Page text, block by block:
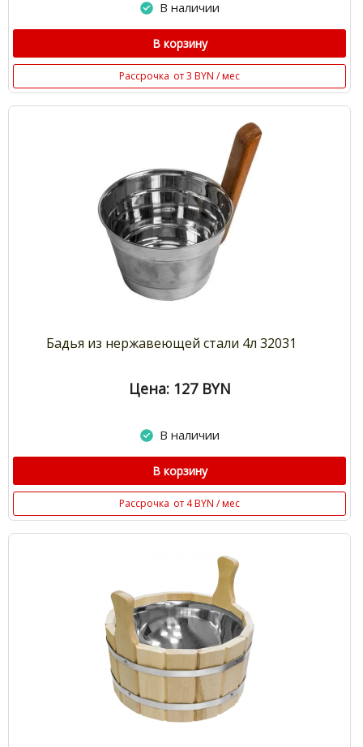
В наличии
В корзину
Рассрочка от 3 BYN / мес
Бадья из нержавеющей стали 4л 32031
Цена: 127 BYN
В наличии
В корзину
Рассрочка от 4 BYN / мес